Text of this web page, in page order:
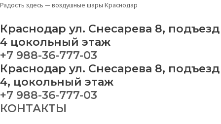
Перейти
содержимому
Радость здесь — воздушные шары Краснодар
Краснодар ул. Снесарева 8, подъезд
4 цокольный этаж
+7 988-36-777-03
Краснодар ул. Снесарева 8, подъезд
4, цокольный этаж
+7 988-36-777-03
КОНТАКТЫ
МенюШар
для
НЕЁ
3"
quantity